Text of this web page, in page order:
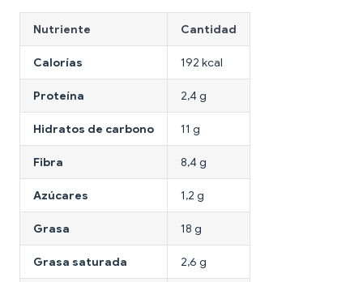
Nutriente Cantidad
Calorías 192 kcal
Proteína 2,4 g
Hidratos de carbono 11 g
Fibra 8,4 g
Azúcares 1,2 g
Grasa 18 g
Grasa saturada 2,6 g